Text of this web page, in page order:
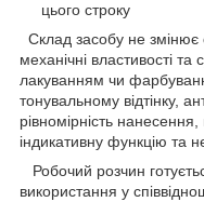
цього строку
Склад засобу не змінює
механічні властивості
лакуванням чи
тонувальному відтінку,
рівномірність
індикативну функцію та
Робочий розчин
використання у